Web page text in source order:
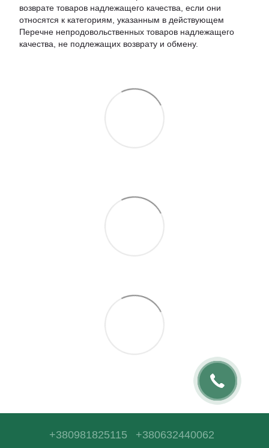
возврате товаров надлежащего качества, если они
относятся к категориям, указанным в действующем
Перечне непродовольственных товаров надлежащего
качества, не подлежащих возврату и обмену.
+380981825115 +380632440062